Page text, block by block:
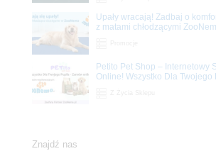
Upały wracają! Zadbaj o
z matami chłodzącymi
Petito Pet Shop – Internetowy
Online! Wszystko Dla Twojego
Znajdź nas